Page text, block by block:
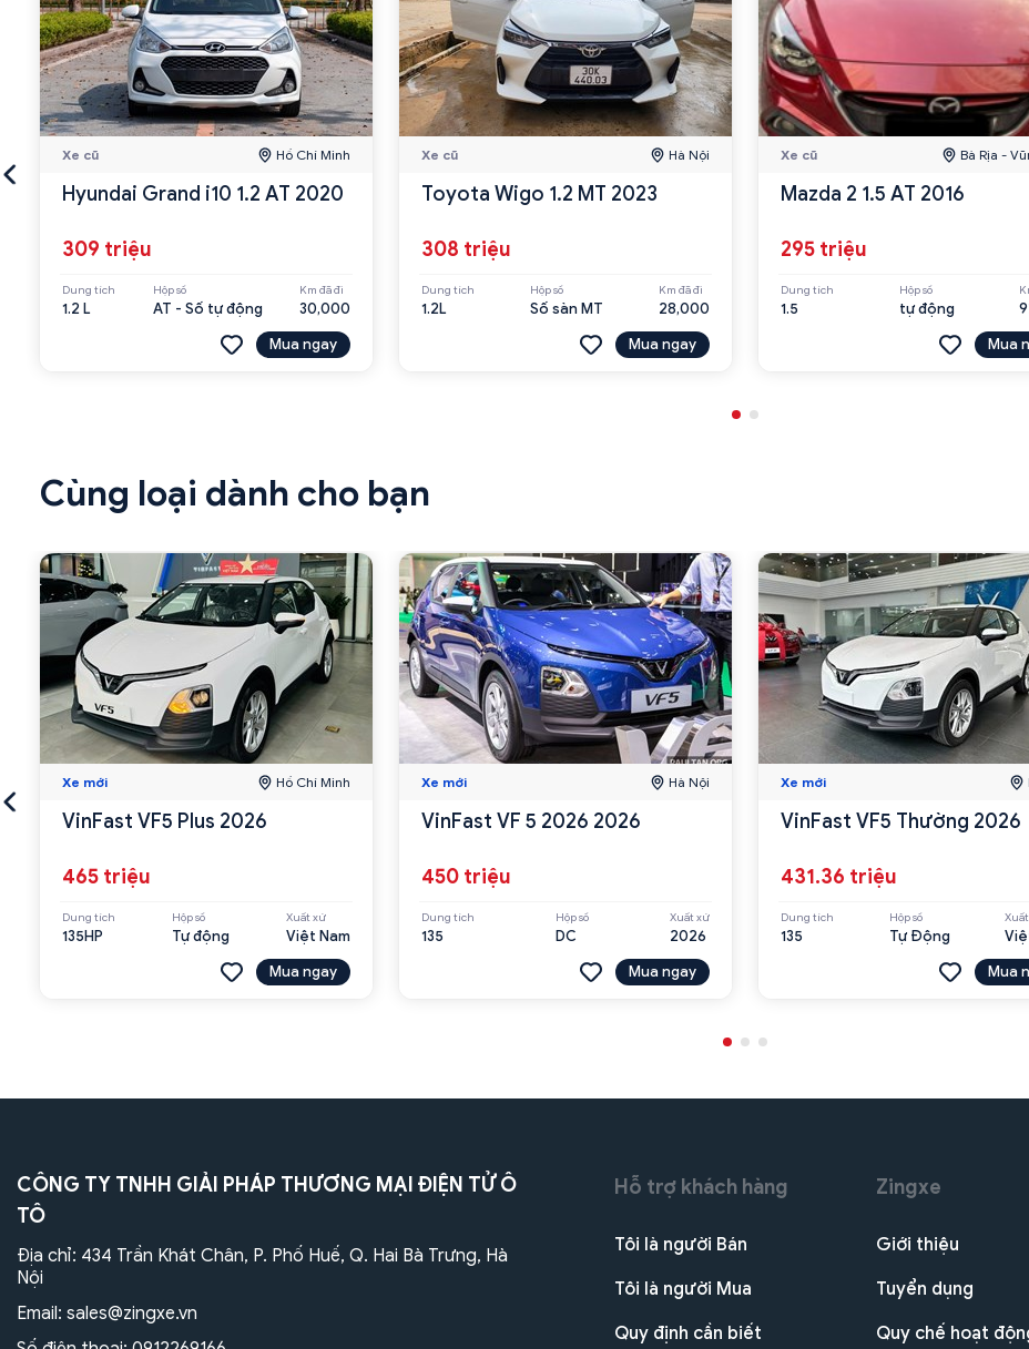
Xe cũ Hồ Chí Minh
Hyundai Grand i10 1.2 AT 2020
309 triệu
Dung tích
1.2 L
Hộp số
AT - Số tự động
Km đã đi
30,000
Mua ngay
Xe cũ Hà Nội
Toyota Wigo 1.2 MT 2023
308 triệu
Dung tích
1.2L
Hộp số
Số sàn MT
Km đã đi
28,000
Mua ngay
Xe cũ Bà Rịa -
Mazda 2 1.5 AT 2016
295 triệu
Dung tích
1.5
Hộp số
tự động
Mua
Cùng loại dành cho bạn
Xe mới Hồ Chí Minh
VinFast VF5 Plus 2026
465 triệu
Dung tích
135HP
Hộp số
Tự động
Xuất xứ
Việt Nam
Mua ngay
Xe mới Hà Nội
VinFast VF 5 2026 2026
450 triệu
Dung tích
135
Hộp số
DC
Xuất xứ
2026
Mua ngay
Xe mới
VinFast VF5 Thường 2026
431.36 triệu
Dung tích
135
Hộp số
Tự Động
Mua
CÔNG TY TNHH GIẢI PHÁP THƯƠNG MẠI ĐIỆN TỬ Ô
TÔ
Địa chỉ: 434 Trần Khát Chân, P. Phố Huế, Q. Hai Bà Trưng, Hà
Nội
Email: sales@zingxe.vn
Hỗ trợ khách hàng
Tôi là người Bán
Tôi là người Mua
Quy định cần biết
Zingxe
Giới thiệu
Tuyển dụng
Quy chế hoạt